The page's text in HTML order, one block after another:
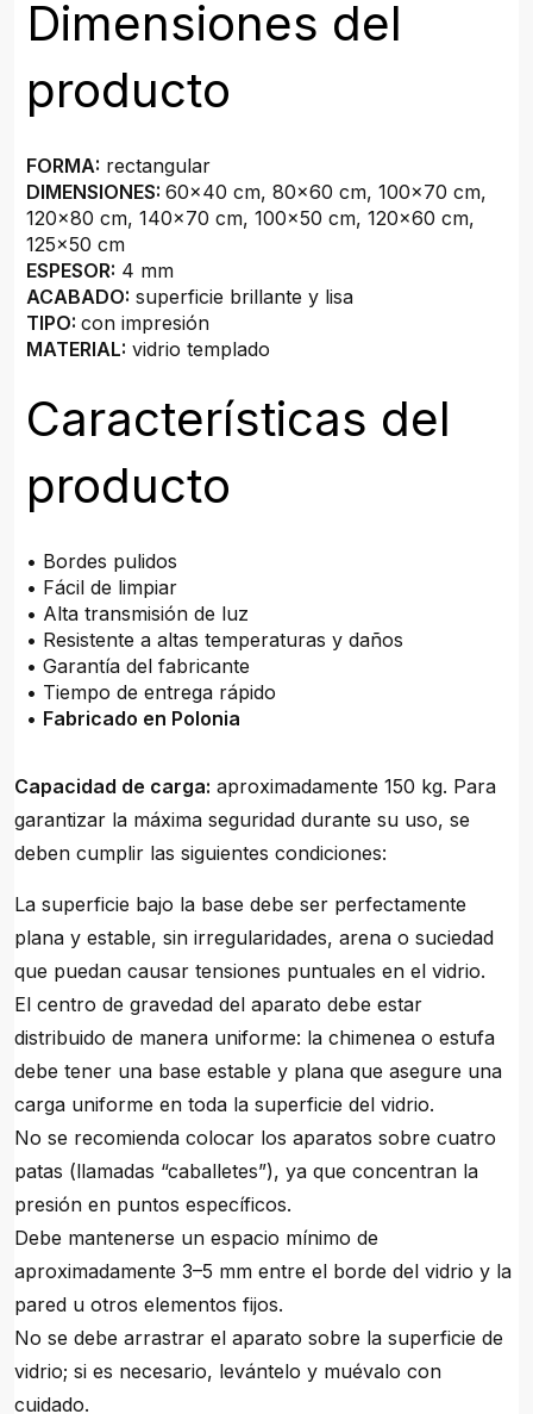
Dimensiones del
producto
FORMA: rectangular
DIMENSIONES: 60x40 cm, 80x60 cm, 100x70 cm,
120x80 cm, 140x70 cm, 100x50 cm, 120x60 cm,
125x50 cm
ESPESOR: 4 mm
ACABADO: superficie brillante y lisa
TIPO: con impresión
MATERIAL: vidrio templado
Características del
producto
• Bordes pulidos
• Fácil de limpiar
• Alta transmisión de luz
• Resistente a altas temperaturas y daños
• Garantía del fabricante
• Tiempo de entrega rápido
• Fabricado en Polonia
Capacidad de carga: aproximadamente 150 kg. Para
garantizar la máxima seguridad durante su uso, se
deben cumplir las siguientes condiciones:
La superficie bajo la base debe ser perfectamente
plana y estable, sin irregularidades, arena o suciedad
que puedan causar tensiones puntuales en el vidrio.
El centro de gravedad del aparato debe estar
distribuido de manera uniforme: la chimenea o estufa
debe tener una base estable y plana que asegure una
carga uniforme en toda la superficie del vidrio.
No se recomienda colocar los aparatos sobre cuatro
patas (llamadas “caballetes”), ya que concentran la
presión en puntos específicos.
Debe mantenerse un espacio mínimo de
aproximadamente 3–5 mm entre el borde del vidrio y la
pared u otros elementos fijos.
No se debe arrastrar el aparato sobre la superficie de
vidrio; si es necesario, levántelo y muévalo con
cuidado.